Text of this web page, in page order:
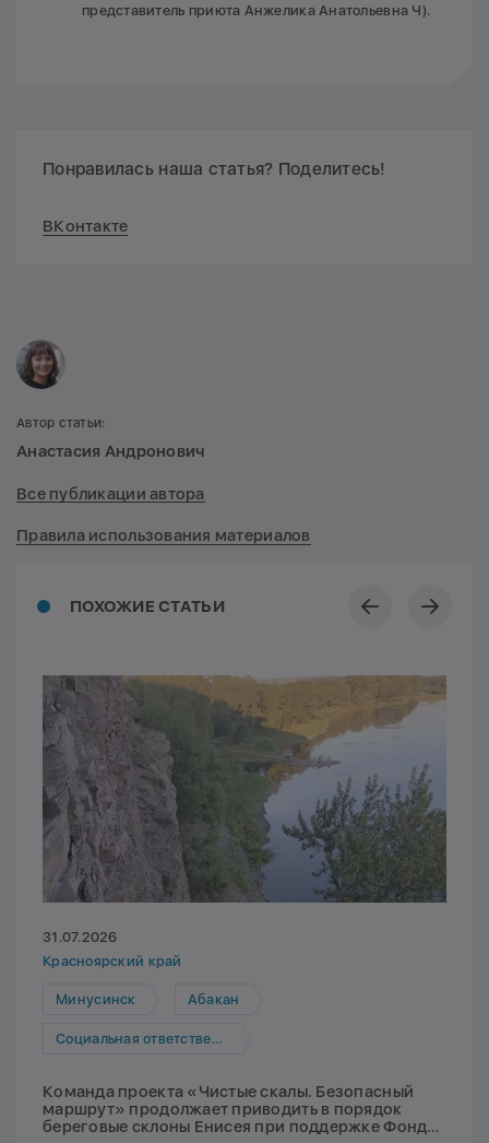
представитель приюта Анжелика Анатольевна Ч).
Понравилась наша статья? Поделитесь!
ВКонтакте
ПОХОЖИЕ СТАТЬИ
31.07.2026
Красноярский край
Минусинск Абакан
Социальная ответственность
Команда проекта «Чистые скалы. Безопасный
маршрут» продолжает приводить в порядок
береговые склоны Енисея при поддержке Фонда
Автор статьи:
Анастасия Андронович
Все публикации автора
Правила использования материалов